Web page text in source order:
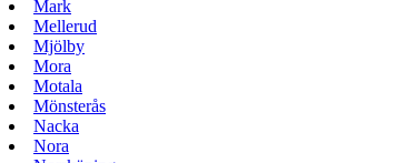
Mark
Mellerud
Mjölby
Mora
Motala
Mönsterås
Nacka
Nora